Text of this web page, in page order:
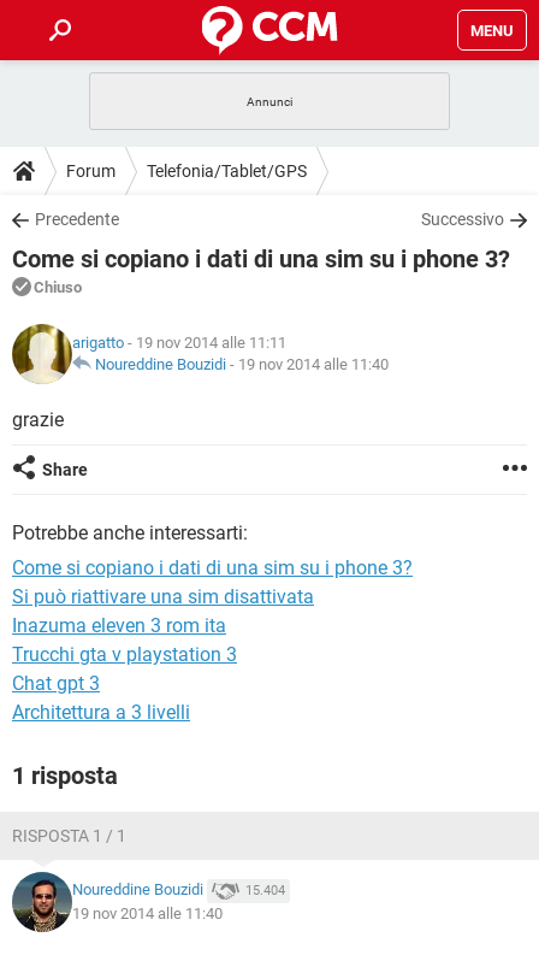
MENU
INTRATTENIMENTO ANDROID
iOS
INSTAGRAM WHATSAPP
TIKTOK
HARDWARE
GUIDE
COVID-19 GAMING
iOS
INSTAGRAM
TIKTOK FACEBOOK
DOWNLOAD
COVID-19 GAMING
INTRATTENIMENTO
iOS
INSTAGRAM
TIKTOK
HARDWARE
FORUM
COVID-19
INTRATTENIMENTO ANDROID
HARDWARE
GLOSSARIO
COVID-19
INTRATTENIMENTO
iOS
HARDWARE
Forum Telefonia/Tablet/GPS
Precedente Successivo
Come si copiano i dati di una sim su i phone 3?
Chiuso
arigatto - 19 nov 2014 alle 11:11
Noureddine Bouzidi - 19 nov 2014 alle 11:40
grazie
Share
Potrebbe anche interessarti:
Come si copiano i dati di una sim su i phone 3?
Si può riattivare una sim disattivata
Inazuma eleven 3 rom ita
Trucchi gta v playstation 3
Chat gpt 3
Architettura a 3 livelli
1 risposta
RISPOSTA 1 / 1
Noureddine Bouzidi 15.404
19 nov 2014 alle 11:40